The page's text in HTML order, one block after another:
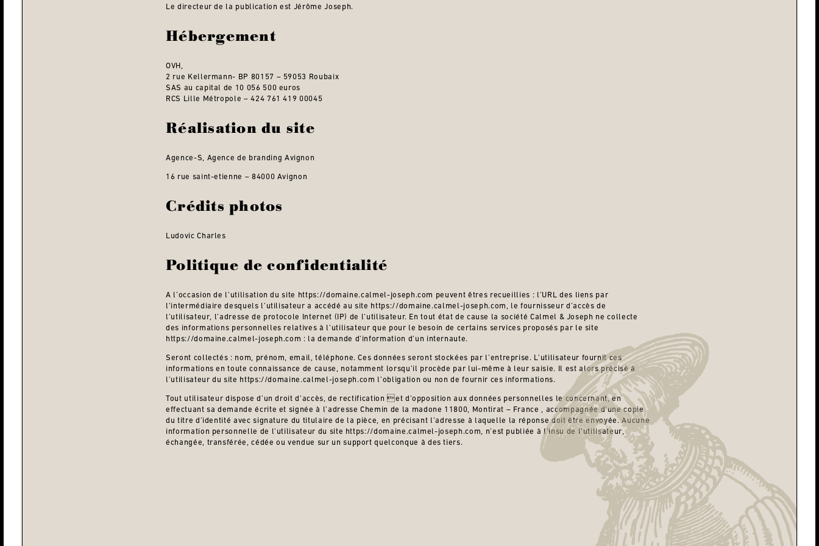
Le directeur de la publication est Jérôme Joseph.
Hébergement
OVH,
2 rue Kellermann- BP 80157 – 59053 Roubaix
SAS au capital de 10 056 500 euros
RCS Lille Métropole – 424 761 419 00045
Réalisation du site
Agence-S, Agence de branding Avignon
16 rue saint-etienne – 84000 Avignon
Crédits photos
Ludovic Charles
Politique de confidentialité
A l’occasion de l’utilisation du site https://domaine.calmel-joseph.com peuvent êtres recueillies : l’URL des liens par
l’intermédiaire desquels l’utilisateur a accédé au site https://domaine.calmel-joseph.com, le fournisseur d’accès de
l’utilisateur, l’adresse de protocole Internet (IP) de l’utilisateur. En tout état de cause la société Calmel & Joseph ne collecte
des informations personnelles relatives à l’utilisateur que pour le besoin de certains services proposés par le site
https://domaine.calmel-joseph.com : la demande d’information d’un internaute.
Seront collectés : nom, prénom, email, téléphone. Ces données seront stockées par l’entreprise. L’utilisateur fournit ces
informations en toute connaissance de cause, notamment lorsqu’il procède par lui-même à leur saisie. Il est alors précisé à
l’utilisateur du site https://domaine.calmel-joseph.com l’obligation ou non de fournir ces informations.
Tout utilisateur dispose d’un droit d’accès, de rectification et d’opposition aux données personnelles le concernant, en
effectuant sa demande écrite et signée à l’adresse Chemin de la madone 11800, Montirat – France , accompagnée d’une copie
du titre d’identité avec signature du titulaire de la pièce, en précisant l’adresse à laquelle la réponse doit être envoyée. Aucune
information personnelle de l’utilisateur du site https://domaine.calmel-joseph.com, n’est publiée à l’insu de l’utilisateur,
échangée, transférée, cédée ou vendue sur un support quelconque à des tiers.